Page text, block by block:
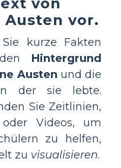
Austen vor.
kurze Fakten
Hintergrund
Austen und die
der sie lebte.
Sie Zeitlinien,
Videos, um
zu helfen,
zu visualisieren.